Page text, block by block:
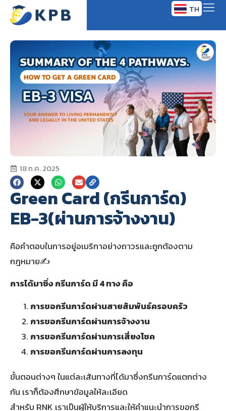
TH
EN
18 ก.ค. 2025
Green Card (กรีนการ์ด)
EB-3(ผ่านการจ้างงาน)
คือคำตอบในการอยู่อเมริกาอย่างถาวรและถูกต้องตาม
กฎหมาย✍
การได้มาซึ่ง กรีนการ์ด มี 4 ทาง คือ
การขอกรีนการ์ดผ่านสายสัมพันธ์ครอบครัว
การขอกรีนการ์ดผ่านการจ้างงาน
การขอกรีนการ์ดผ่านการเสี่ยงโชค
การขอกรีนการ์ดผ่านการลงทุน
ขั้นตอนต่างๆ ในแต่ละเส้นทางที่ได้มาซึ่งกรีนการ์ดแตกต่าง
กัน เราก็ต้องศึกษาข้อมูลให้ละเอียด
สำหรับ RNK เราเป็นผู้ให้บริการและให้คำแนะนำการขอกรี